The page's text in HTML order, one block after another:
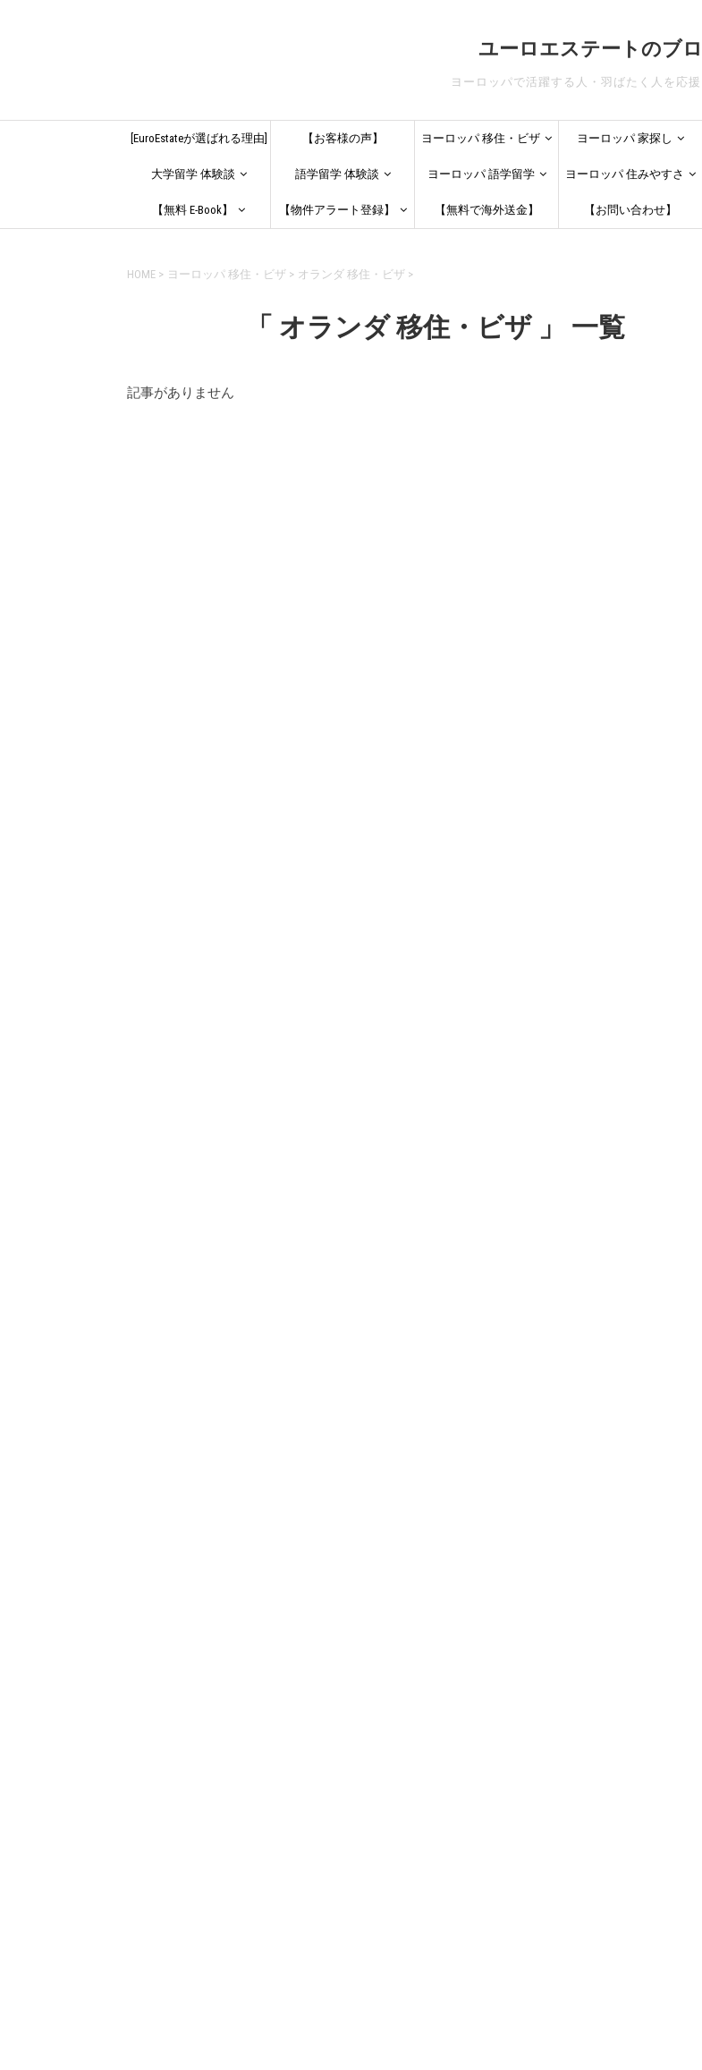
ユーロエステートのブ
ヨーロッパで活躍する人・羽ばたく人を応援
[EuroEstateが選ばれる理由] 【お客様の声】 ヨーロッパ 移住・ビザ ヨーロッパ 家探し
大学留学 体験談 語学留学 体験談 ヨーロッパ 語学留学 ヨーロッパ 住みやすさ
【無料 E-Book】 【物件アラート登録】 【無料で海外送金】 【お問い合わせ】
HOME > ヨーロッパ 移住・ビザ > オランダ 移住・ビザ >
「 オランダ 移住・ビザ 」 一覧
記事がありません